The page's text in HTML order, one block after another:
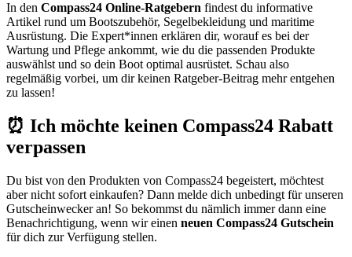
In den Compass24 Online-Ratgebern findest du informative
Artikel rund um Bootszubehör, Segelbekleidung und maritime
Ausrüstung. Die Expert*innen erklären dir, worauf es bei der
Wartung und Pflege ankommt, wie du die passenden Produkte
auswählst und so dein Boot optimal ausrüstet. Schau also
regelmäßig vorbei, um dir keinen Ratgeber-Beitrag mehr entgehen
zu lassen!
⏰ Ich möchte keinen Compass24 Rabatt
verpassen
Du bist von den Produkten von Compass24 begeistert, möchtest
aber nicht sofort einkaufen? Dann melde dich unbedingt für unseren
Gutscheinweckeran! So bekommst du nämlich immer dann eine
Benachrichtigung, wenn wir einen neuen Compass24 Gutschein
für dich zur Verfügung stellen.